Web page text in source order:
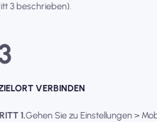
3 beschrieben).
VERBINDEN
1.Gehen Sie zu Einstellungen >